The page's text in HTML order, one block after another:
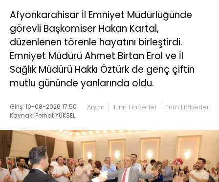
Afyonkarahisar İl Emniyet Müdürlüğünde
görevli Başkomiser Hakan Kartal,
düzenlenen törenle hayatını birleştirdi.
Emniyet Müdürü Ahmet Birtan Erol ve İl
Sağlık Müdürü Hakkı Öztürk de genç çiftin
mutlu gününde yanlarında oldu.
Giriş: 10-08-2026 17:50
Kaynak: Ferhat YÜKSEL
Afyon Tüm Haberler Tüm Haberler